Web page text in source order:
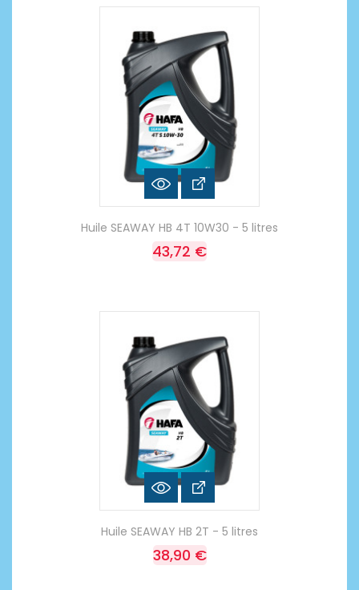
Huile SEAWAY HB 4T 10W30 - 5 litres
43,72 €
Huile SEAWAY HB 2T - 5 litres
38,90 €